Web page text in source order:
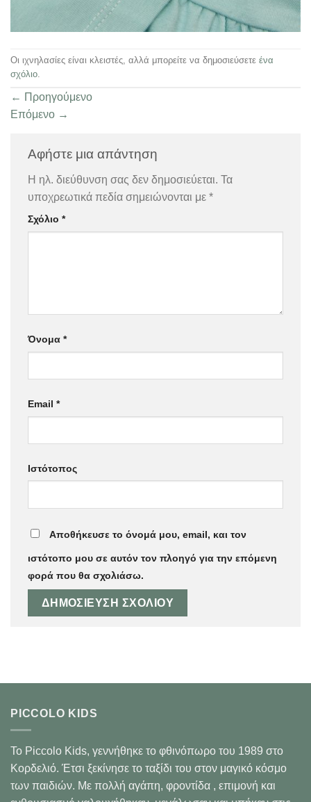
Οι ιχνηλασίες είναι κλειστές, αλλά μπορείτε να δημοσιεύσετε ένα
σχόλιο
← Προηγούμενο
Επόμενο →
Αφήστε μια απάντηση
Η ηλ. διεύθυνση σας δεν δημοσιεύεται. Τα
υποχρεωτικά πεδία σημειώνονται με *
Σχόλιο *
Όνομα *
Email *
Ιστότοπος
Αποθήκευσε το όνομά μου, email, και τον
ιστότοπο μου σε αυτόν τον πλοηγό για την επόμενη
φορά που θα σχολιάσω.
PICCOLO KIDS
Το Piccolo Kids, γεννήθηκε το φθινόπωρο του 1989 στo
Κορδελιό. Έτσι ξεκίνησε το ταξίδι του στον μαγικό κόσμο
των παιδιών. Με πολλή αγάπη, φροντίδα , επιμονή και